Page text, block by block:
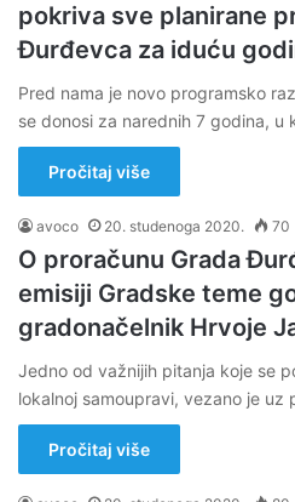
pokriva sve planirane
Đurđevca za iduću
Pred nama je novo programsko
se donosi za narednih 7 godina, u
Pročitaj više
avoco 20. studenoga 2020. 70
O proračunu Grada
emisiji Gradske teme
gradonačelnik Hrvoje
Jedno od važnijih pitanja koje se
lokalnoj samoupravi, vezano je
Pročitaj više